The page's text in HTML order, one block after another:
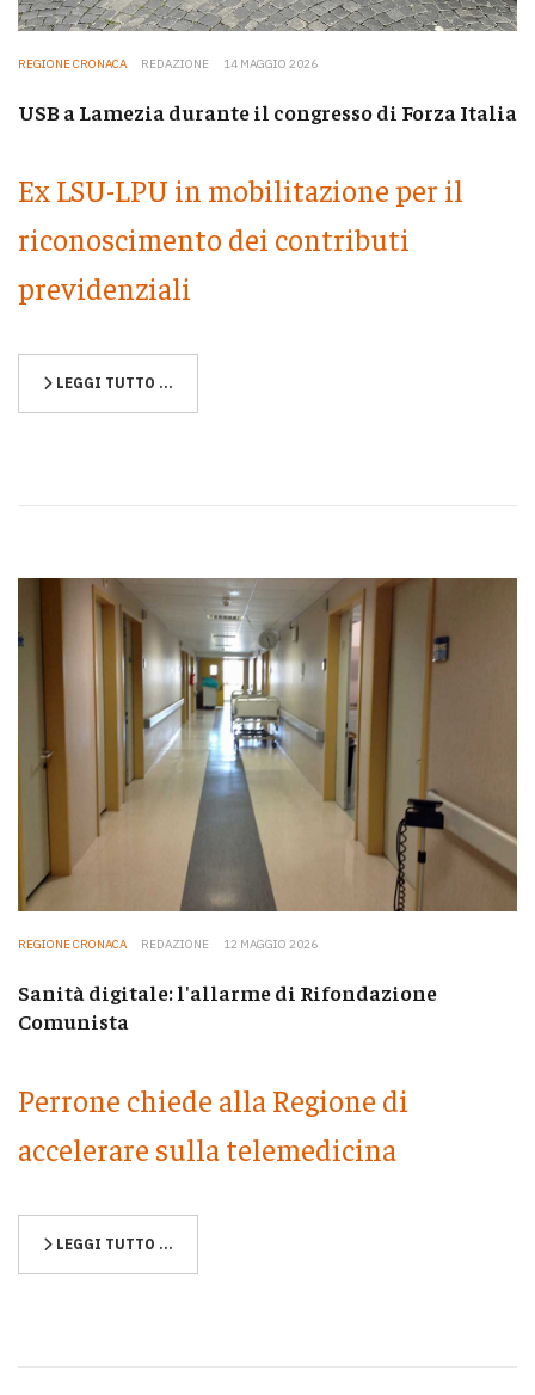
REGIONE CRONACA REDAZIONE 14 MAGGIO 2026
USB a Lamezia durante il congresso di Forza Italia
Ex LSU-LPU in mobilitazione per il
riconoscimento dei contributi
previdenziali
LEGGI TUTTO …
REGIONE CRONACA REDAZIONE 12 MAGGIO 2026
Sanità digitale: l'allarme di Rifondazione
Comunista
Perrone chiede alla Regione di
accelerare sulla telemedicina
LEGGI TUTTO …